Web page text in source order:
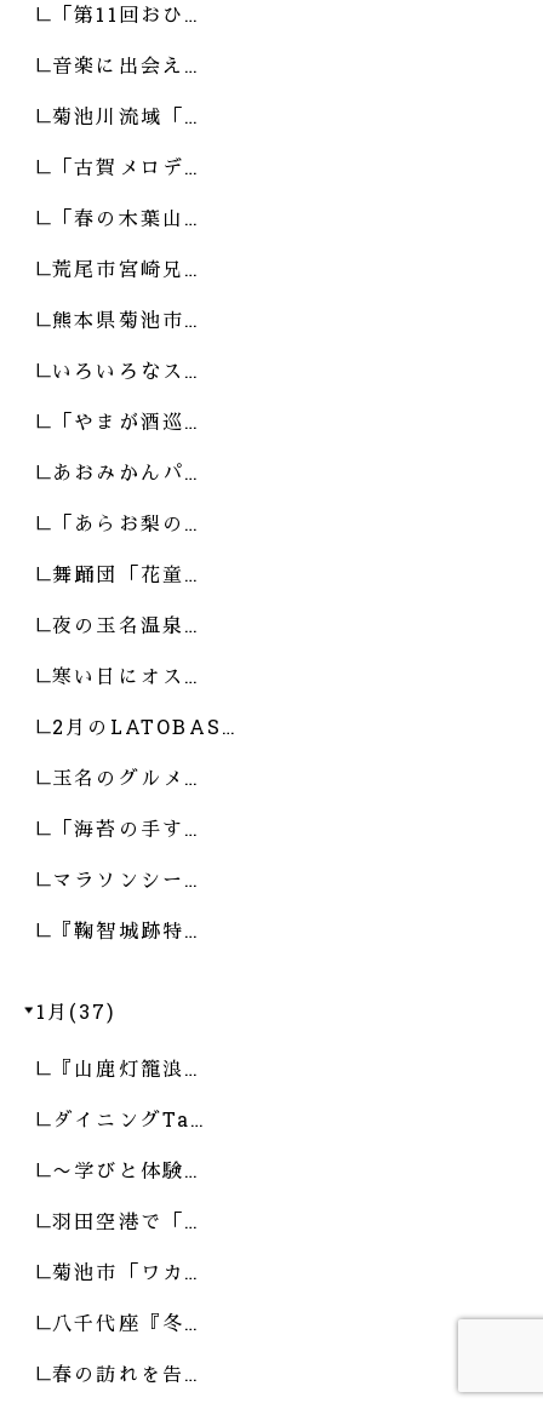
「第11回おひ…
音楽に出会え…
菊池川流域「…
「古賀メロデ…
「春の木葉山…
荒尾市宮崎兄…
熊本県菊池市…
いろいろなス…
「やまが酒巡…
あおみかんパ…
「あらお梨の…
舞踊団「花童…
夜の玉名温泉…
寒い日にオス…
2月のLATOBAS…
玉名のグルメ…
「海苔の手す…
マラソンシー…
『鞠智城跡特…
1月(37)
『山鹿灯籠浪…
ダイニングTa…
〜学びと体験…
羽田空港で「…
菊池市「ワカ…
八千代座『冬…
春の訪れを告…